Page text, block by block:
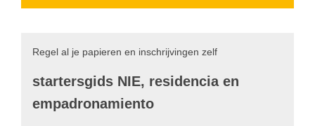
Regel al je papieren en inschrijvingen zelf
startersgids NIE, residencia en
empadronamiento